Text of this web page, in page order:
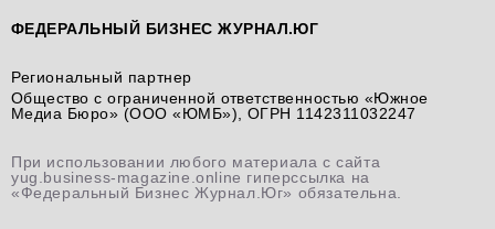
ФЕДЕРАЛЬНЫЙ БИЗНЕС ЖУРНАЛ.ЮГ
Региональный партнер
Общество с ограниченной ответственностью «Южное
Медиа Бюро» (ООО «ЮМБ»), ОГРН 1142311032247
При использовании любого материала с сайта
yug.business-magazine.online гиперссылка на
«Федеральный Бизнес Журнал.Юг» обязательна.